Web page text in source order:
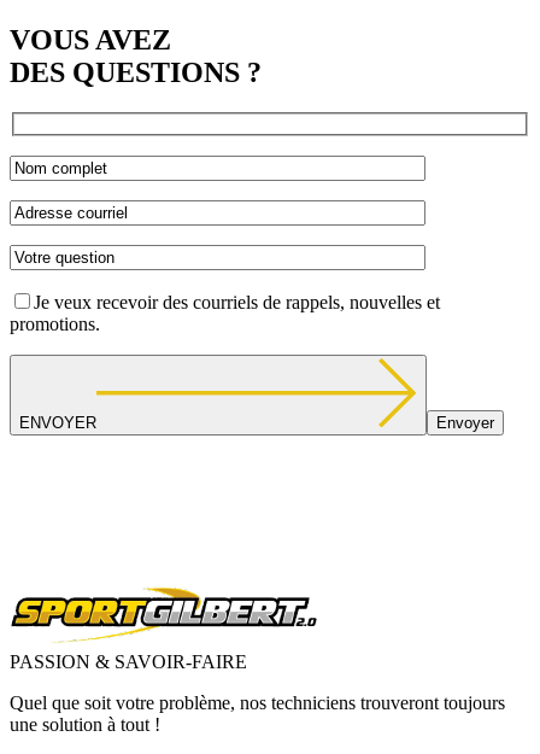
VOUS AVEZ
DES QUESTIONS ?
Je veux recevoir des courriels de rappels, nouvelles et
promotions.
ENVOYER
PASSION & SAVOIR-FAIRE
Quel que soit votre problème, nos techniciens trouveront toujours
une solution à tout !